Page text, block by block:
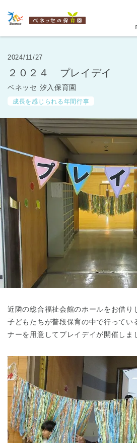
保育園
住所・駅
す
都道
から探す
東京都
2024/11/27
２０２４ プレイデイ
ベネッセ 汐入保育園
成長を感じられる年間行事
近隣の総合福祉会館のホールをお借り
子どもたちが普段保育の中で行ってい
ナーを用意してプレイデイが開催しま